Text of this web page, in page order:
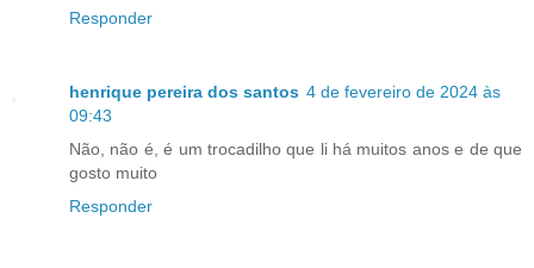
Responder
henrique pereira dos santos 4 de fevereiro de 2024 às
09:43
Não, não é, é um trocadilho que li há muitos anos e de que
gosto muito
Responder